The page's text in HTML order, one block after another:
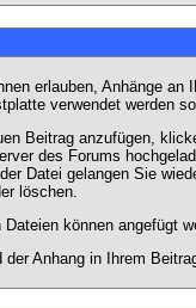
erlauben, Anhänge
verwendet werden
Beitrag anzufügen,
des Forums
Datei gelangen Sie
löschen.
können angefügt
der Anhang in Ihrem